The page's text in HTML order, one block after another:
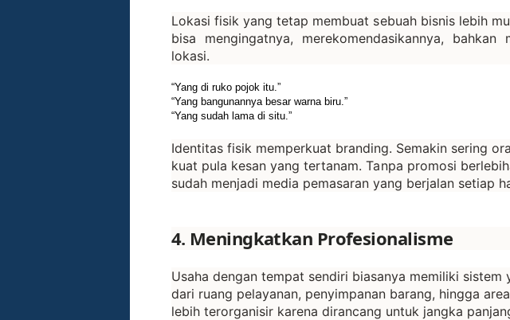
Lokasi fisik yang tetap membuat sebuah bisnis lebih
bisa mengingatnya, merekomendasikannya, bahkan
lokasi.
“Yang di ruko pojok itu.”
“Yang bangunannya besar warna biru.”
“Yang sudah lama di situ.”
Identitas fisik memperkuat branding. Semakin sering
kuat pula kesan yang tertanam. Tanpa promosi
sudah menjadi media pemasaran yang berjalan setiap
4. Meningkatkan Profesionalisme
Usaha dengan tempat sendiri biasanya memiliki
dari ruang pelayanan, penyimpanan barang, hingga
lebih terorganisir karena dirancang untuk jangka